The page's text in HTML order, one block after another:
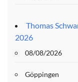
Thomas
2026
08/08/2026
Göppingen